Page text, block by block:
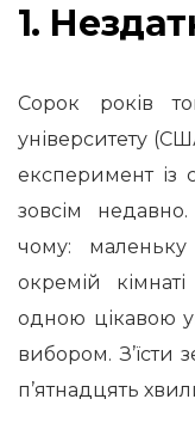
1.
Сорок років
університету
експеримент із
зовсім
чому:
окремій
одною цікавою
вибором. З’їсти
п’ятнадцять